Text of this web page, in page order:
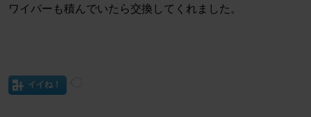
ワイパーも積んでいたら交換してくれました。
イイね！